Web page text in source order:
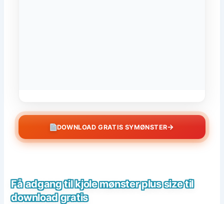
DOWNLOAD GRATIS SYMØNSTER→
Få adgang til kjole mønster plus size til
download gratis